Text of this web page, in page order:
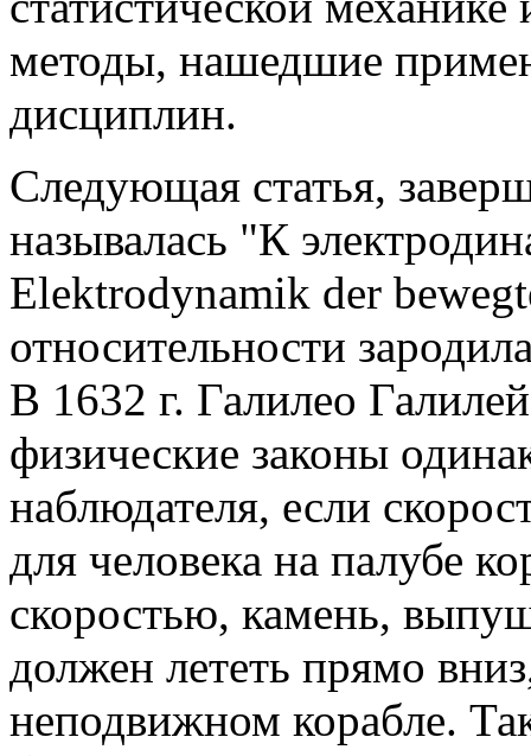
методы, нашедшие
дисциплин.
Следующая статья,
называлась "К
Elektrodynamik der
относительности
В 1632 г. Галилео
физические законы
наблюдателя, если
для человека на палубе
скоростью, камень,
должен лететь прямо
неподвижном корабле.